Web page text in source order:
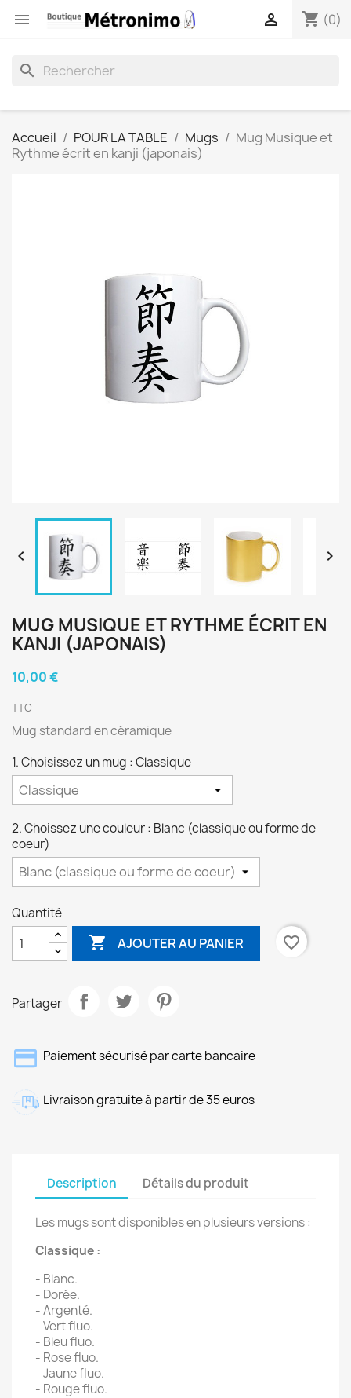
 shopping_cart (0)

search
Accueil POUR LA TABLE Mugs
Mug Musique et
Rythme écrit en kanji (japonais)
 
MUG MUSIQUE ET RYTHME ÉCRIT EN
KANJI (JAPONAIS)
10,00 €
TTC
Mug standard en céramique
1. Choisissez un mug : Classique
2. Choissez une couleur : Blanc (classique ou forme de
coeur)
Quantité
 AJOUTER AU PANIER favorite_border
Partager
Paiement sécurisé par carte bancaire
Livraison gratuite à partir de 35 euros
Description Détails du produit
Les mugs sont disponibles en plusieurs versions :
Classique :
- Blanc.
- Dorée.
- Argenté.
- Vert fluo.
- Bleu fluo.
- Rose fluo.
- Jaune fluo.
- Rouge fluo.